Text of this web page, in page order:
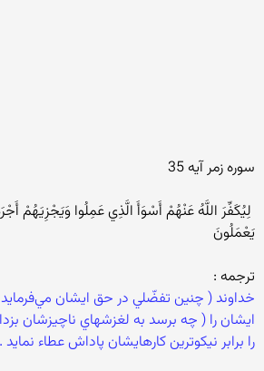
سوره زمر آيه 35
لِيُكَفِّرَ اللَّهُ عَنْهُمْ أَسْوَأَ الَّذِي عَمِلُوا وَيَجْزِيَهُمْ
يَعْمَلُونَ ‏
‏ترجمه : ‏
‏خداوند ( چنين تفضّلي در حق ايشان مي‌فرمايد
ايشان را ( چه برسد به لغزشهاي ناچيزشان
را برابر نيكوترين كارهايشان پاداش عطاء نمايد .‏